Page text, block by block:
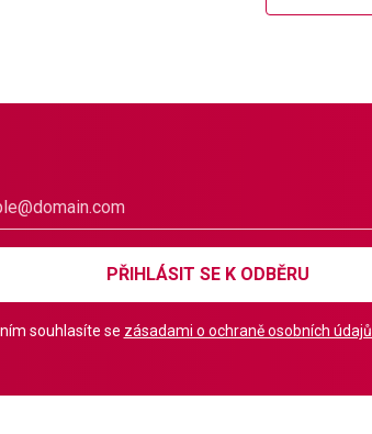
PŘIHLÁSIT SE K ODBĚRU
souhlasíte se zásadami o ochraně osobních údajů.